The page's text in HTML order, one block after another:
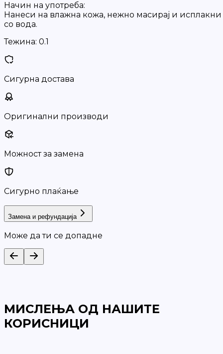
Начин на употреба:
Нанеси на влажна кожа, нежно масирај и исплакни
со вода.
Тежина: 0.1
Сигурна достава
Оригинални производи
Можност за замена
Сигурно плаќање
Замена и рефундација
Може да ти се допадне
МИСЛЕЊА ОД НАШИТЕ
КОРИСНИЦИ